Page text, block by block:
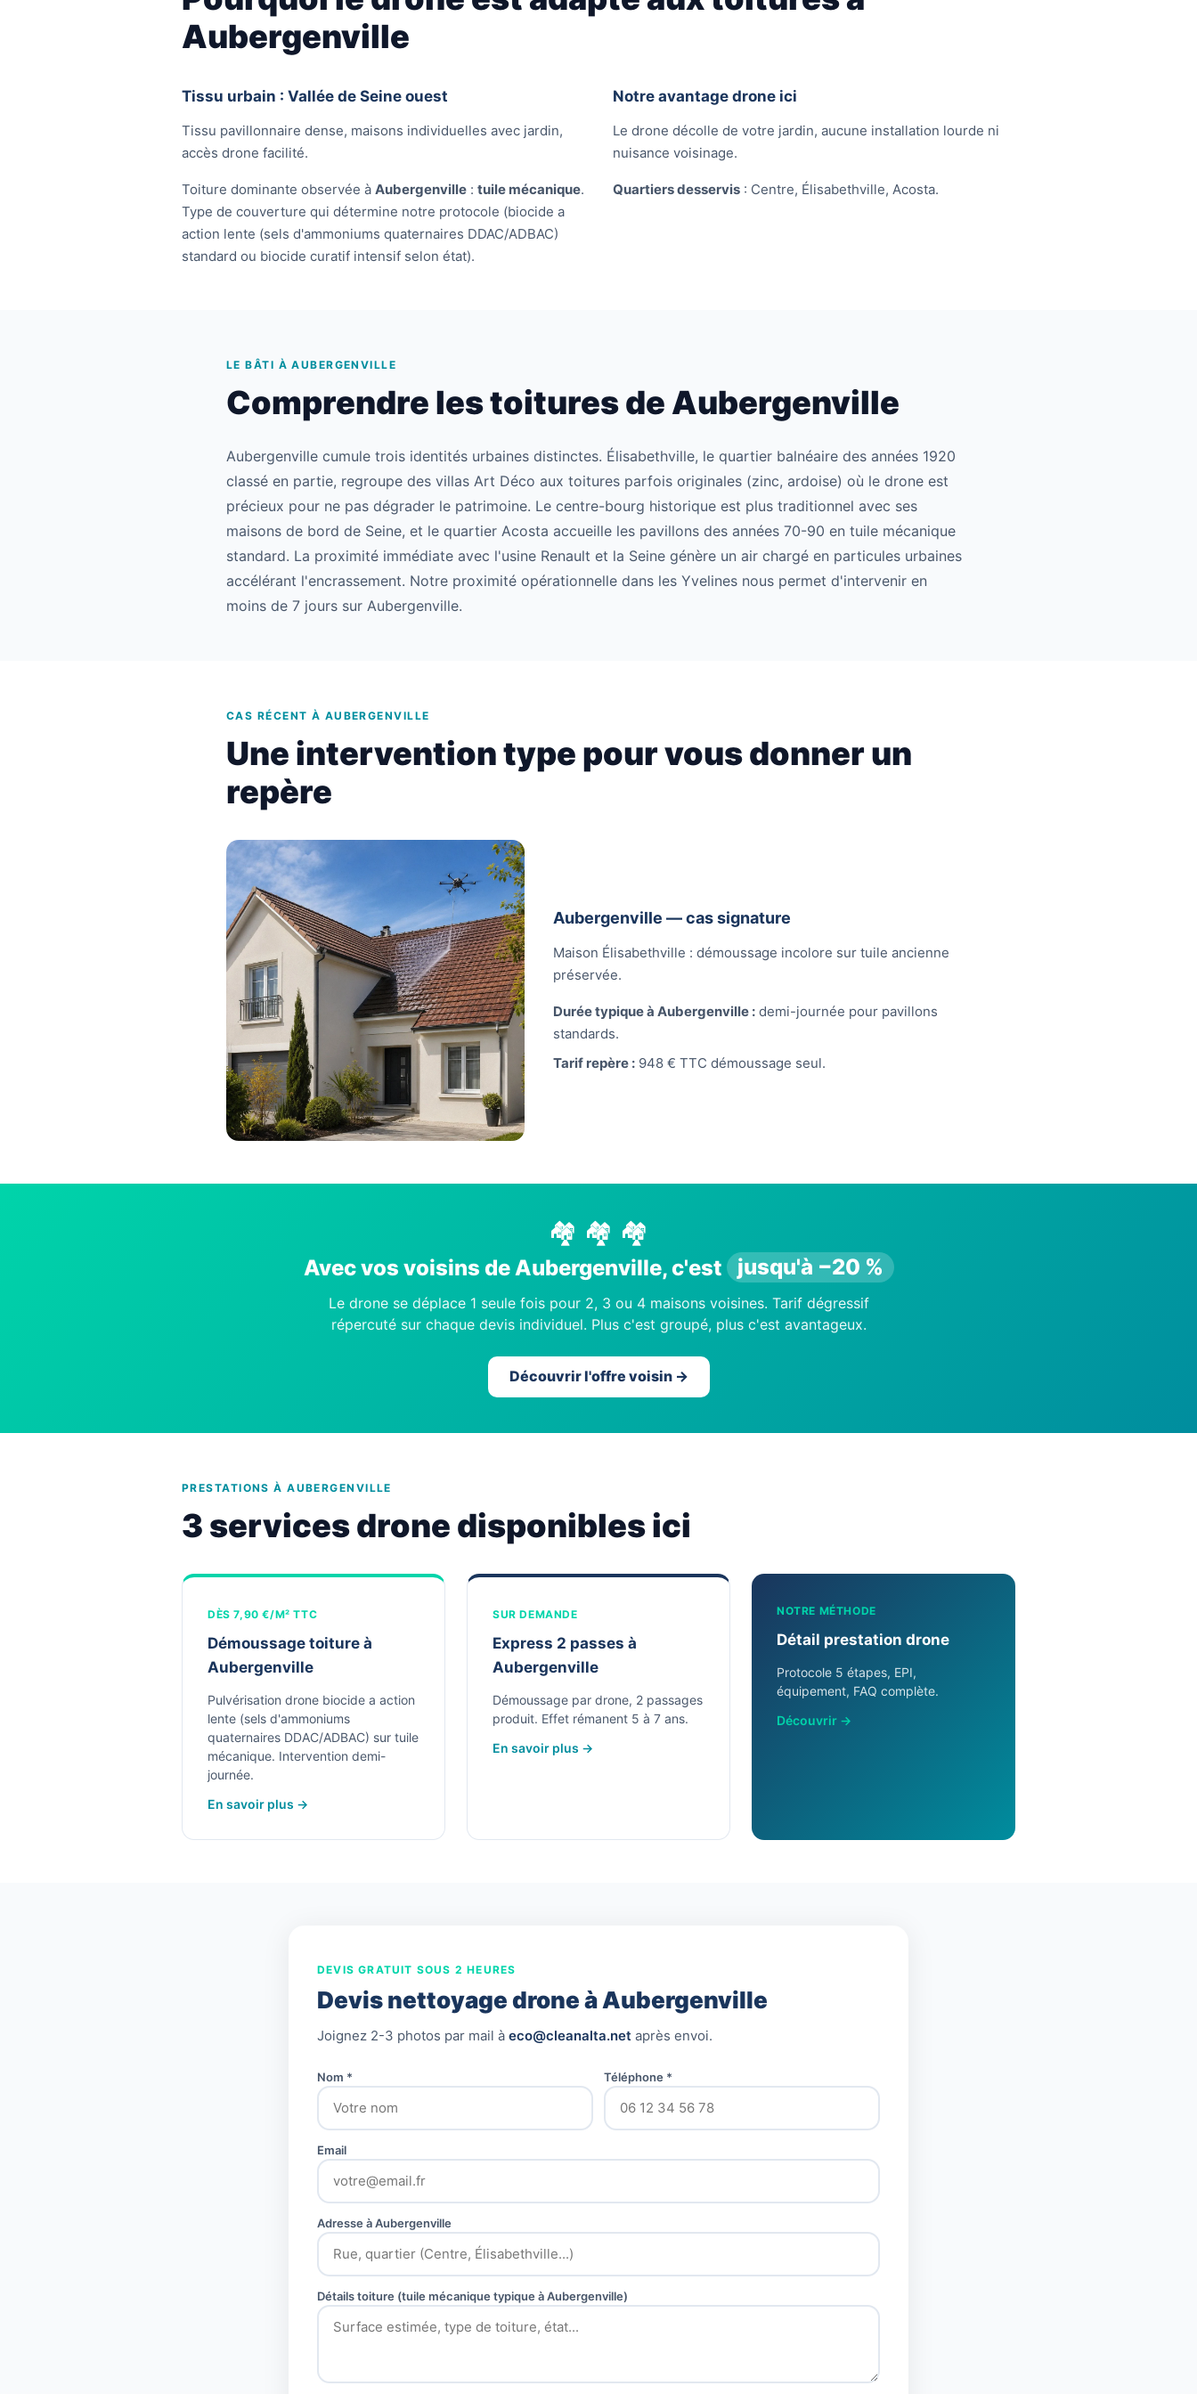
Aubergenville
Tissu urbain : Vallée de Seine ouest
Tissu pavillonnaire dense, maisons individuelles avec jardin,
accès drone facilité.
Toiture dominante observée à Aubergenville : tuile mécanique.
Type de couverture qui détermine notre protocole (biocide a
action lente (sels d'ammoniums quaternaires DDAC/ADBAC)
standard ou biocide curatif intensif selon état).
Notre avantage drone ici
Le drone décolle de votre jardin, aucune installation lourde ni
nuisance voisinage.
Quartiers desservis : Centre, Élisabethville, Acosta.
LE BÂTI À AUBERGENVILLE
Comprendre les toitures de Aubergenville
Aubergenville cumule trois identités urbaines distinctes. Élisabethville, le quartier balnéaire des années 1920
classé en partie, regroupe des villas Art Déco aux toitures parfois originales (zinc, ardoise) où le drone est
précieux pour ne pas dégrader le patrimoine. Le centre-bourg historique est plus traditionnel avec ses
maisons de bord de Seine, et le quartier Acosta accueille les pavillons des années 70-90 en tuile mécanique
standard. La proximité immédiate avec l'usine Renault et la Seine génère un air chargé en particules urbaines
accélérant l'encrassement. Notre proximité opérationnelle dans les Yvelines nous permet d'intervenir en
moins de 7 jours sur Aubergenville.
CAS RÉCENT À AUBERGENVILLE
Une intervention type pour vous donner un
repère
Aubergenville — cas signature
Maison Élisabethville : démoussage incolore sur tuile ancienne
préservée.
Durée typique à Aubergenville : demi-journée pour pavillons
standards.
Tarif repère : 948 € TTC démoussage seul.
🏘️ 🏘️ 🏘️
Avec vos voisins de Aubergenville, c'est jusqu'à −20 %
Le drone se déplace 1 seule fois pour 2, 3 ou 4 maisons voisines. Tarif dégressif
répercuté sur chaque devis individuel. Plus c'est groupé, plus c'est avantageux.
Découvrir l'offre voisin →
PRESTATIONS À AUBERGENVILLE
3 services drone disponibles ici
DÈS 7,90 €/M² TTC
Démoussage toiture à
Aubergenville
Pulvérisation drone biocide a action
lente (sels d'ammoniums
quaternaires DDAC/ADBAC) sur tuile
mécanique. Intervention demi-
journée.
En savoir plus →
SUR DEMANDE
Express 2 passes à
Aubergenville
Démoussage par drone, 2 passages
produit. Effet rémanent 5 à 7 ans.
En savoir plus →
NOTRE MÉTHODE
Détail prestation drone
Protocole 5 étapes, EPI,
équipement, FAQ complète.
Découvrir →
DEVIS GRATUIT SOUS 2 HEURES
Devis nettoyage drone à Aubergenville
Joignez 2-3 photos par mail à eco@cleanalta.net après envoi.
Nom * Téléphone *
Email
Adresse à Aubergenville
Détails toiture (tuile mécanique typique à Aubergenville)